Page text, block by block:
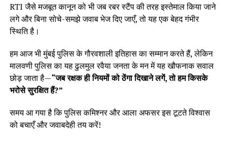
RTI जैसे मजबूत कानून को भी जब रबर स्टैंप की तरह इस्तेमाल किया जाने
लगे और बिना सोचे-समझे जवाब भेज दिए जाएँ, तो यह एक बेहद गंभीर
स्थिति है।
हम आज भी मुंबई पुलिस के गौरवशाली इतिहास का सम्मान करते हैं, लेकिन
मालवणी पुलिस का यह ढुलमुल रवैया जनता के मन में यह खौफनाक सवाल
छोड़ जाता है—“जब रक्षक ही नियमों को ठेंगा दिखाने लगें, तो हम किसके
भरोसे सुरक्षित हैं?”
समय आ गया है कि पुलिस कमिश्नर और आला अफसर इस टूटते विश्वास
को बचाएँ और जवाबदेही तय करें!